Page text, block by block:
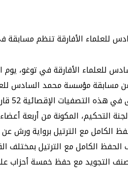
مسابقة مؤسسة محمد السادس
52 قارئا وقارئة (31 من الذكور و21 من الإناث).
التحكيم، المكونة من أربعة
مع الترتيل برواية ورش عن
الكامل مع الترتيل بمختلف
التجويد مع حفظ خمسة أحزاب